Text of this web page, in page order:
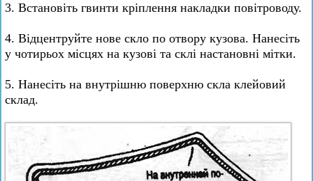
3. Встановіть гвинти кріплення накладки повітроводу.
4. Відцентруйте нове скло по отвору кузова. Нанесіть
у чотирьох місцях на кузові та склі настановні мітки.
5. Нанесіть на внутрішню поверхню скла клейовий
склад.